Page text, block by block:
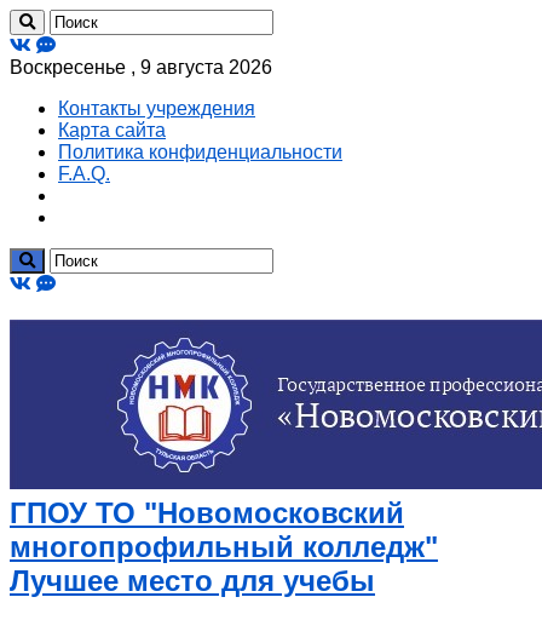
Воскресенье , 9 августа 2026
Контакты учреждения
Карта сайта
Политика конфиденциальности
F.A.Q.
ГПОУ ТО "Новомосковский
многопрофильный колледж"
Лучшее место для учебы